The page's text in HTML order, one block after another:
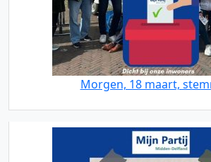
Morgen, 18 maart,